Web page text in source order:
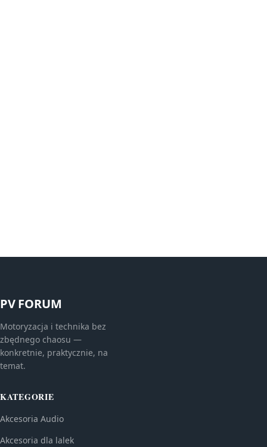
PV FORUM
Motoryzacja i technika bez
zbędnego chaosu —
konkretnie, praktycznie, na
temat.
KATEGORIE
Akcesoria Audio
Akcesoria dla lalek